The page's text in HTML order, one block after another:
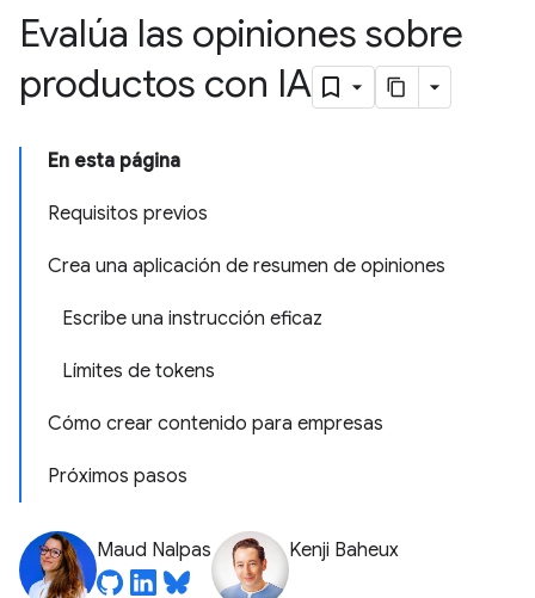
Evalúa las opiniones sobre
productos con IA
En esta página
Requisitos previos
Crea una aplicación de resumen de opiniones
Escribe una instrucción eficaz
Límites de tokens
Cómo crear contenido para empresas
Próximos pasos
Maud Nalpas Kenji Baheux